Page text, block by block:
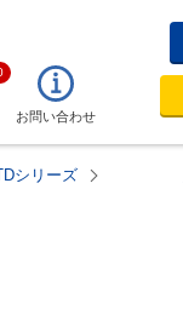
お問い合わせ
シリーズ